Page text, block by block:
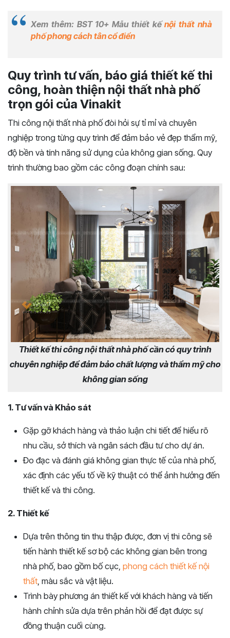
Xem thêm: BST 10+ Mẫu thiết kếnội thất nhà
phố phong cách tân cổ điển
Quy trình tư vấn, báo giá thiết kế thi
công, hoàn thiện nội thất nhà phố
trọn gói của Vinakit
Thi công nội thất nhà phố đòi hỏi sự tỉ mỉ và chuyên
nghiệp trong từng quy trình để đảm bảo vẻ đẹp thẩm mỹ,
độ bền và tính năng sử dụng của không gian sống. Quy
trình thường bao gồm các công đoạn chính sau:
Thiết kế thi công nội thất nhà phố cần có quy trình
chuyên nghiệp để đảm bảo chất lượng và thẩm mỹ cho
không gian sống
1. Tư vấn và Khảo sát
Gặp gỡ khách hàng và thảo luận chi tiết để hiểu rõ
nhu cầu, sở thích và ngân sách đầu tư cho dự án.
Đo đạc và đánh giá không gian thực tế của nhà phố,
xác định các yếu tố về kỹ thuật có thể ảnh hưởng đến
thiết kế và thi công.
2. Thiết kế
Dựa trên thông tin thu thập được, đơn vị thi công sẽ
tiến hành thiết kế sơ bộ các không gian bên trong
nhà phố, bao gồm bố cục, phong cách thiết kế nội
thất, màu sắc và vật liệu.
Trình bày phương án thiết kế với khách hàng và tiến
hành chỉnh sửa dựa trên phản hồi để đạt được sự
đồng thuận cuối cùng.